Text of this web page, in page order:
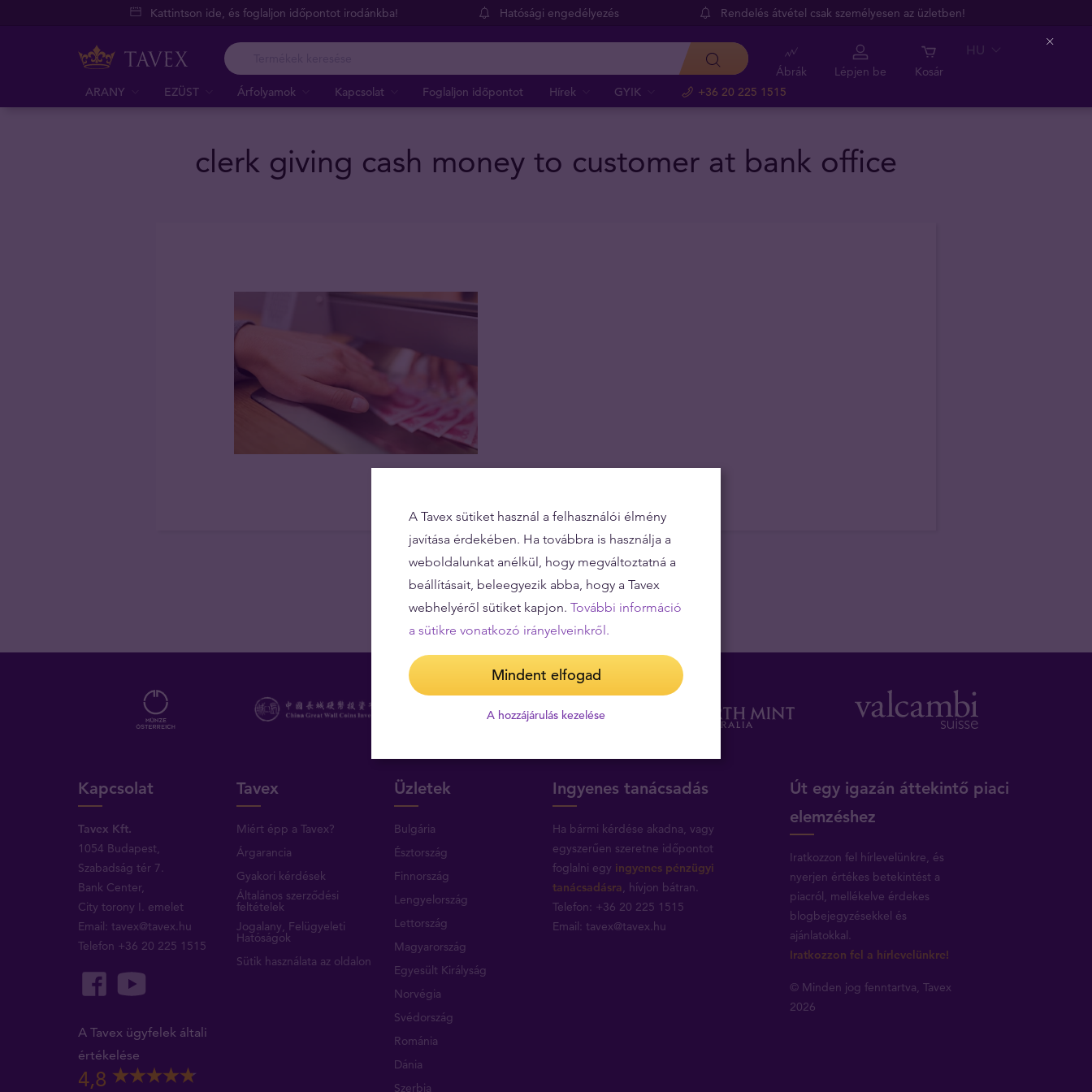
Kattintson ide, és foglaljon időpontot irodánkba! Hatósági engedélyezés Rendelés átvétel csak személyesen az üzletben!
ARANY EZÜST Árfolyamok Kapcsolat Foglaljon időpontot Hírek GYIK +36 20 225 1515
Ábrák Lépjen be Kosár
HU
clerk giving cash money to customer at bank office
Kapcsolat
Tavex Kft.
1054 Budapest,
Szabadság tér 7.
Bank Center,
City torony I. emelet
Email:tavex@tavex.hu
Telefon +36 20 225 1515
A Tavex ügyfelek általi
értékelése
4,8
Tavex
Miért épp a Tavex?
Árgarancia
Gyakori kérdések
Általános szerződési
feltételek
Jogalany, Felügyeleti
Hatóságok
Sütik használata az oldalon
Üzletek
Bulgária
Észtország
Finnország
Lengyelország
Lettország
Magyarország
Egyesült Királyság
Norvégia
Svédország
Románia
Dánia
Szerbia
Ingyenes tanácsadás
Ha bármi kérdése akadna, vagy
egyszerűen szeretne időpontot
foglalni egy ingyenes pénzügyi
tanácsadásra , hívjon bátran.
Telefon: +36 20 225 1515
Email: tavex@tavex.hu
Út egy igazán áttekintő piaci
elemzéshez
Iratkozzon fel hírlevelünkre, és
nyerjen értékes betekintést a
piacról, mellékelve érdekes
blogbejegyzésekkel és
ajánlatokkal.
Iratkozzon fel a hírlevelünkre!
© Minden jog fenntartva, Tavex
2026
A Tavex sütiket használ a felhasználói élmény
javítása érdekében. Ha továbbra is használja a
weboldalunkat anélkül, hogy megváltoztatná a
beállításait, beleegyezik abba, hogy a Tavex
webhelyéről sütiket kapjon. További információ
a sütikre vonatkozó irányelveinkről.
Mindent elfogad
A hozzájárulás kezelése
Close